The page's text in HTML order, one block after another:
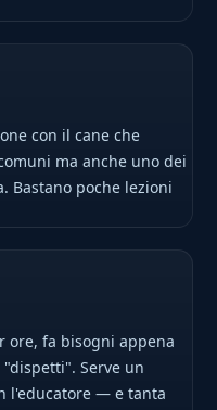
con il cane che
ma anche uno dei
Bastano poche lezioni
ore, fa bisogni appena
"dispetti". Serve un
l'educatore — e tanta